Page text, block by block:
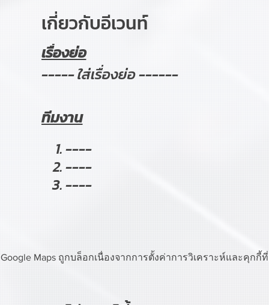
เกี่ยวกับอีเวนท์
เรื่องย่อ
----- ใส่เรื่องย่อ ------
ทีมงาน
----
----
----
Google Maps ถูกบล็อกเนื่องจากการตั้งค่าการวิเคราะห์และคุกกี้